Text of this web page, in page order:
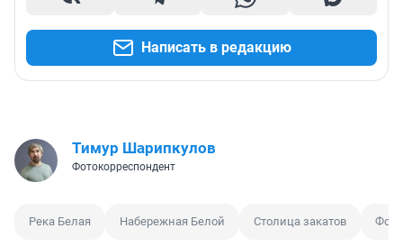
Написать в редакцию
Тимур Шарипкулов
Фотокорреспондент
Река Белая Набережная Белой Столица закатов